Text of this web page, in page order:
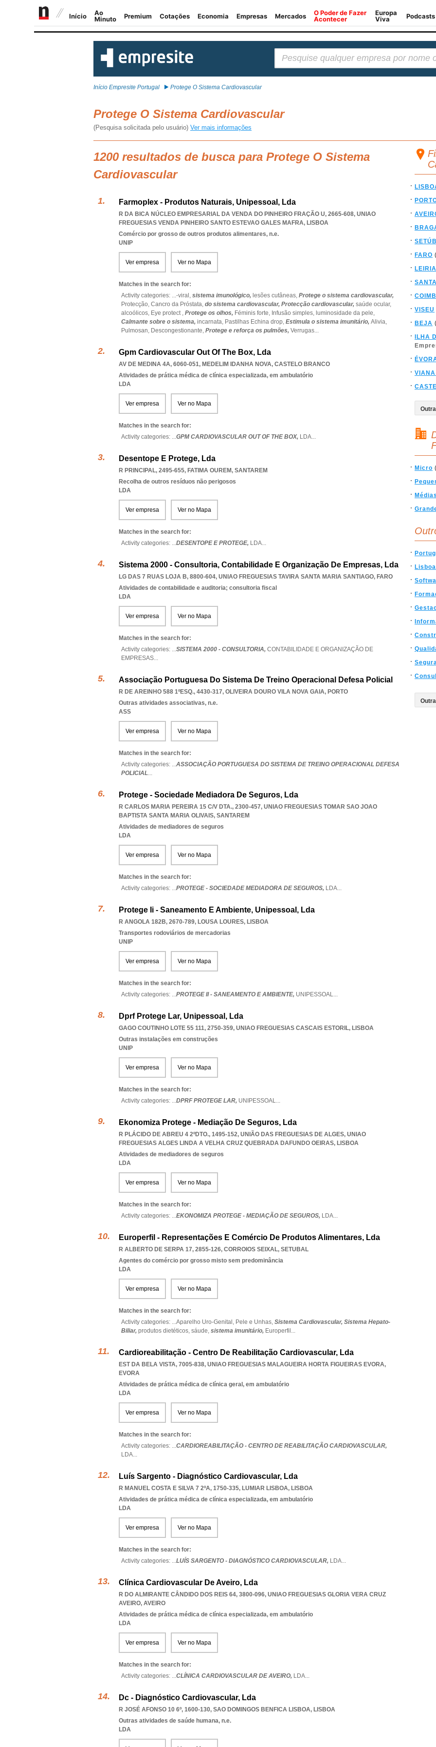
Início Empresite Portugal Protege O Sistema Cardiovascular
Protege O Sistema Cardiovascular
(Pesquisa solicitada pelo usuário) Ver mais informações
1200 resultados de busca para Protege O Sistema
Cardiovascular
Farmoplex - Produtos Naturais, Unipessoal, Lda
R DA BICA NÚCLEO EMPRESARIAL DA VENDA DO PINHEIRO FRAÇÃO U, 2665-608, UNIAO
FREGUESIAS VENDA PINHEIRO SANTO ESTEVAO GALES MAFRA, LISBOA
Comércio por grosso de outros produtos alimentares, n.e.
UNIP
Ver empresa Ver no Mapa
Matches in the search for:
Activity categories: ...-viral, sistema imunológico, lesões cutâneas, Protege o sistema cardiovascular,
Protecção, Cancro da Próstata, do sistema cardiovascular, Protecção cardiovascular, saúde ocular,
alcoólicos, Eye protect , Protege os olhos, Féminis forte, Infusão simples, luminosidade da pele,
Calmante sobre o sistema, incarnata, Pastilhas Echina drop, Estimula o sistema imunitário, Alivia,
Pulmosan, Descongestionante, Protege e reforça os pulmões, Verrugas...
Gpm Cardiovascular Out Of The Box, Lda
AV DE MEDINA 4A, 6060-051, MEDELIM IDANHA NOVA, CASTELO BRANCO
Atividades de prática médica de clínica especializada, em ambulatório
LDA
Ver empresa Ver no Mapa
Matches in the search for:
Activity categories: ...GPM CARDIOVASCULAR OUT OF THE BOX, LDA...
Desentope E Protege, Lda
R PRINCIPAL, 2495-655, FATIMA OUREM, SANTAREM
Recolha de outros resíduos não perigosos
LDA
Ver empresa Ver no Mapa
Matches in the search for:
Activity categories: ...DESENTOPE E PROTEGE, LDA...
Sistema 2000 - Consultoria, Contabilidade E Organização De Empresas, Lda
LG DAS 7 RUAS LOJA B, 8800-604, UNIAO FREGUESIAS TAVIRA SANTA MARIA SANTIAGO, FARO
Atividades de contabilidade e auditoria; consultoria fiscal
LDA
Ver empresa Ver no Mapa
Matches in the search for:
Activity categories: ...SISTEMA 2000 - CONSULTORIA, CONTABILIDADE E ORGANIZAÇÃO DE
EMPRESAS...
Associação Portuguesa Do Sistema De Treino Operacional Defesa Policial
R DE AREINHO 588 1ºESQ., 4430-317, OLIVEIRA DOURO VILA NOVA GAIA, PORTO
Outras atividades associativas, n.e.
ASS
Ver empresa Ver no Mapa
Matches in the search for:
Activity categories: ...ASSOCIAÇÃO PORTUGUESA DO SISTEMA DE TREINO OPERACIONAL DEFESA
POLICIAL...
Protege - Sociedade Mediadora De Seguros, Lda
R CARLOS MARIA PEREIRA 15 C/V DTA., 2300-457, UNIAO FREGUESIAS TOMAR SAO JOAO
BAPTISTA SANTA MARIA OLIVAIS, SANTAREM
Atividades de mediadores de seguros
LDA
Ver empresa Ver no Mapa
Matches in the search for:
Activity categories: ...PROTEGE - SOCIEDADE MEDIADORA DE SEGUROS, LDA...
Protege Ii - Saneamento E Ambiente, Unipessoal, Lda
R ANGOLA 182B, 2670-789, LOUSA LOURES, LISBOA
Transportes rodoviários de mercadorias
UNIP
Ver empresa Ver no Mapa
Matches in the search for:
Activity categories: ...PROTEGE II - SANEAMENTO E AMBIENTE, UNIPESSOAL...
Dprf Protege Lar, Unipessoal, Lda
GAGO COUTINHO LOTE 55 111, 2750-359, UNIAO FREGUESIAS CASCAIS ESTORIL, LISBOA
Outras instalações em construções
UNIP
Ver empresa Ver no Mapa
Matches in the search for:
Activity categories: ...DPRF PROTEGE LAR, UNIPESSOAL...
Ekonomiza Protege - Mediação De Seguros, Lda
R PLÁCIDO DE ABREU 4 2ºDTO., 1495-152, UNIÃO DAS FREGUESIAS DE ALGES, UNIAO
FREGUESIAS ALGES LINDA A VELHA CRUZ QUEBRADA DAFUNDO OEIRAS, LISBOA
Atividades de mediadores de seguros
LDA
Ver empresa Ver no Mapa
Matches in the search for:
Activity categories: ...EKONOMIZA PROTEGE - MEDIAÇÃO DE SEGUROS, LDA...
Europerfil - Representações E Comércio De Produtos Alimentares, Lda
R ALBERTO DE SERPA 17, 2855-126, CORROIOS SEIXAL, SETUBAL
Agentes do comércio por grosso misto sem predominância
LDA
Ver empresa Ver no Mapa
Matches in the search for:
Activity categories: ...Aparelho Uro-Genital, Pele e Unhas, Sistema Cardiovascular, Sistema Hepato-
Biliar, produtos dietéticos, sáude, sistema imunitário, Europerfil ...
Cardioreabilitação - Centro De Reabilitação Cardiovascular, Lda
EST DA BELA VISTA, 7005-838, UNIAO FREGUESIAS MALAGUEIRA HORTA FIGUEIRAS EVORA,
EVORA
Atividades de prática médica de clínica geral, em ambulatório
LDA
Ver empresa Ver no Mapa
Matches in the search for:
Activity categories: ...CARDIOREABILITAÇÃO - CENTRO DE REABILITAÇÃO CARDIOVASCULAR,
LDA...
Luís Sargento - Diagnóstico Cardiovascular, Lda
R MANUEL COSTA E SILVA 7 2ºA, 1750-335, LUMIAR LISBOA, LISBOA
Atividades de prática médica de clínica especializada, em ambulatório
LDA
Ver empresa Ver no Mapa
Matches in the search for:
Activity categories: ...LUÍS SARGENTO - DIAGNÓSTICO CARDIOVASCULAR, LDA...
Clínica Cardiovascular De Aveiro, Lda
R DO ALMIRANTE CÂNDIDO DOS REIS 64, 3800-096, UNIAO FREGUESIAS GLORIA VERA CRUZ
AVEIRO, AVEIRO
Atividades de prática médica de clínica especializada, em ambulatório
LDA
Ver empresa Ver no Mapa
Matches in the search for:
Activity categories: ...CLÍNICA CARDIOVASCULAR DE AVEIRO, LDA...
Dc - Diagnóstico Cardiovascular, Lda
R JOSÉ AFONSO 10 6º, 1600-130, SAO DOMINGOS BENFICA LISBOA, LISBOA
Outras atividades de saúde humana, n.e.
LDA
FARO
LEIRIA
VISEU
BEJA
ILHA
Micro
Médias
Lisboa